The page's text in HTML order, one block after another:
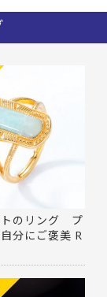
トのリング プ
分にご褒美 R